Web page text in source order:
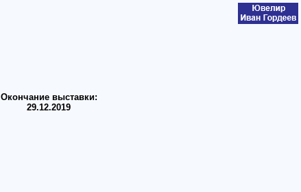
Окончание выставки:
29.12.2019